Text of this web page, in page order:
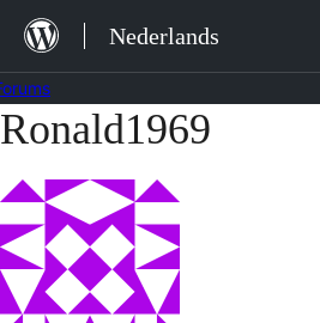
naar
de
inhoud
Nederlands
Ga
de
inhoud
Ronald1969